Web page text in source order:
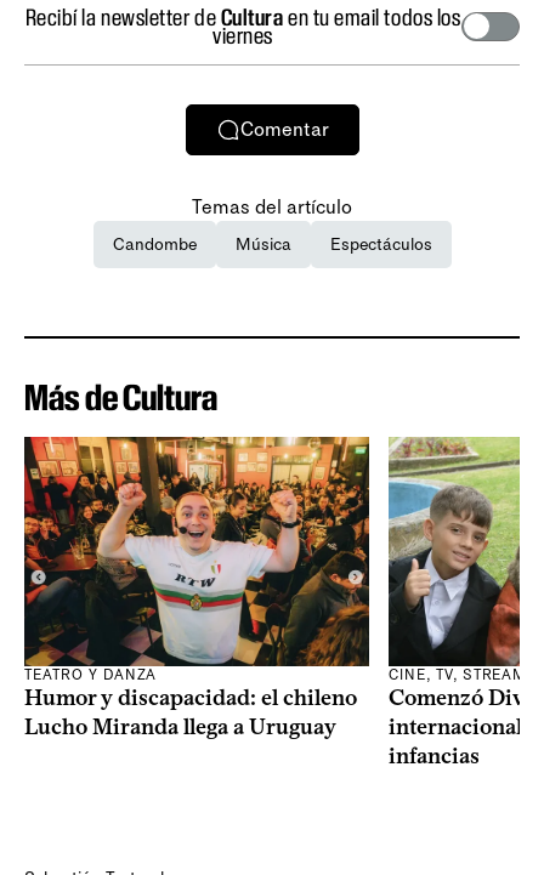
Recibí la newsletter deCulturaen tu email todos los
viernes
Comentar
Temas del artículo
Candombe Música Espectáculos
Más de Cultura
TEATRO Y DANZA
Humor y discapacidad: el chileno
Lucho Miranda llega a Uruguay
CINE, TV,
Comenzó
internacional
infancias